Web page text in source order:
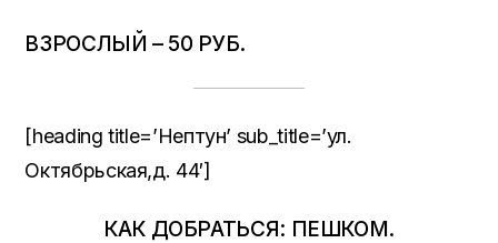
ВЗРОСЛЫЙ – 50 РУБ.
[heading title=’Нептун’ sub_title=’ул.
Октябрьская,д. 44′]
КАК ДОБРАТЬСЯ: ПЕШКОМ.